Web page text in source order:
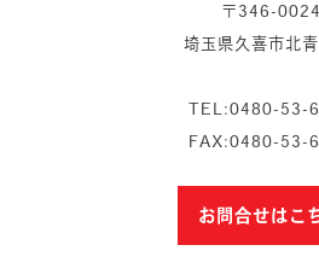
〒346-0024
埼玉県久喜市北
TEL:0480-53-
FAX:0480-53-
お問合せはこ